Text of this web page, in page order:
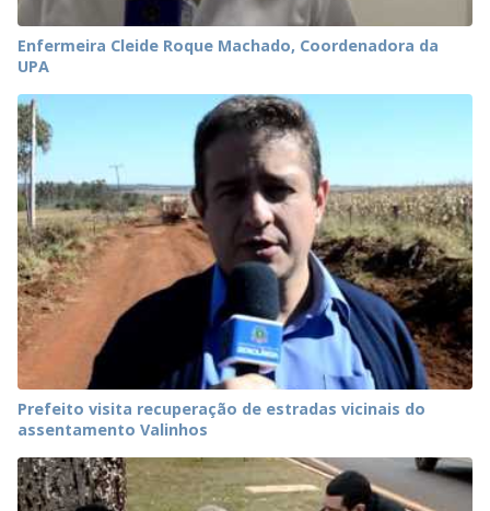
Enfermeira Cleide Roque Machado, Coordenadora da
UPA
Prefeito visita recuperação de estradas vicinais do
assentamento Valinhos